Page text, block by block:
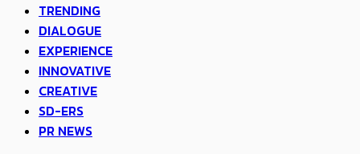
TRENDING
DIALOGUE
EXPERIENCE
INNOVATIVE
CREATIVE
SD-ERS
PR NEWS